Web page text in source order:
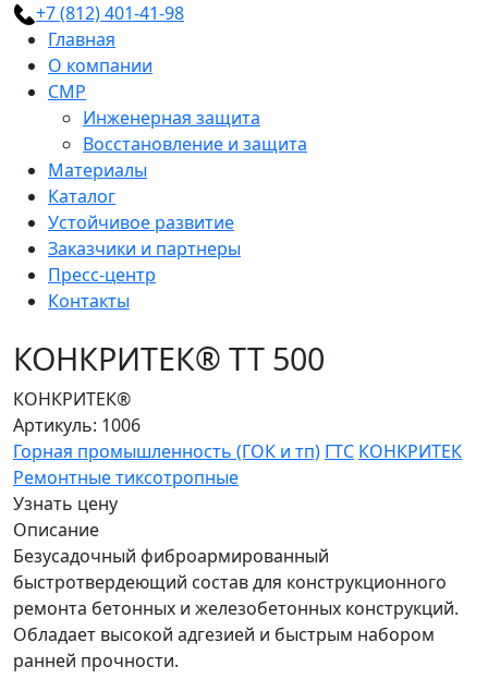
+7 (812) 401-41-98
Главная
О компании
СМР
Инженерная защита
Восстановление и защита
Материалы
Каталог
Устойчивое развитие
Заказчики и партнеры
Пресс-центр
Контакты
КОНКРИТЕК® ТТ 500
КОНКРИТЕК®
Артикуль: 1006
Горная промышленность (ГОК и тп) ГТС КОНКРИТЕК
Ремонтные тиксотропные
Узнать цену
Описание
Безусадочный фиброармированный
быстротвердеющий состав для конструкционного
ремонта бетонных и железобетонных конструкций.
Обладает высокой адгезией и быстрым набором
ранней прочности.